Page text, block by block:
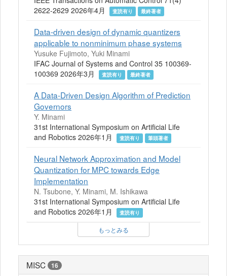
2622-2629 2026年4月
査読有り 最終著者
Data-driven design of dynamic quantizers
applicable to nonminimum phase systems
Yusuke Fujimoto, Yuki Minami
IFAC Journal of Systems and Control 35 100369-
100369 2026年3月
査読有り 最終著者
A Data-Driven Design Algorithm of Prediction
Governors
Y. Minami
31st International Symposium on Artificial Life
and Robotics 2026年1月
査読有り 筆頭著者
Neural Network Approximation and Model
Quantization for MPC towards Edge
Implementation
N. Tsubone, Y. Minami, M. Ishikawa
31st International Symposium on Artificial Life
and Robotics 2026年1月
査読有り
もっとみる
MISC 16